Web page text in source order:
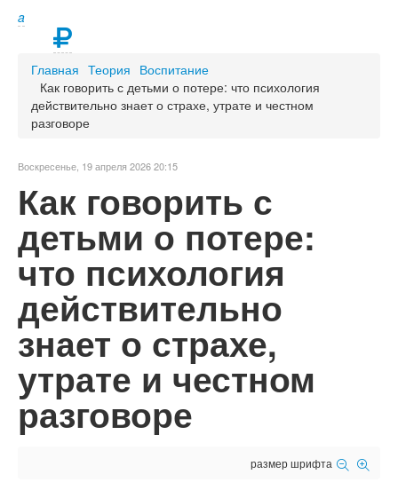
a
Главная Теория Воспитание
Как говорить с детьми о потере: что психология
действительно знает о страхе, утрате и честном
разговоре
Воскресенье, 19 апреля 2026 20:15
Как говорить с
детьми о потере:
что психология
действительно
знает о страхе,
утрате и честном
разговоре
размер шрифта